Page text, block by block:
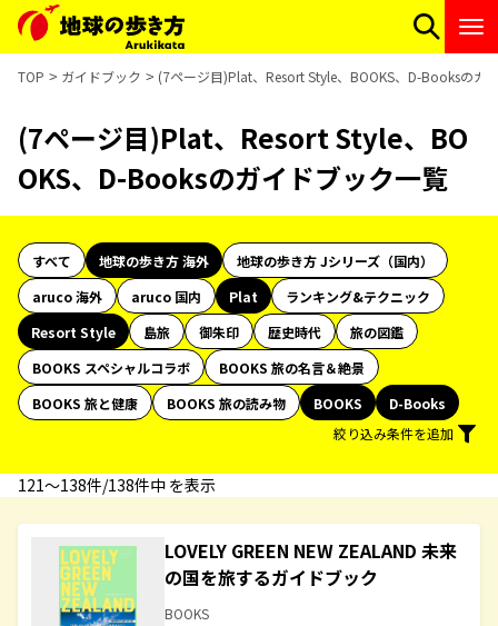
TOP ガイドブック (7ページ目)Plat、Resort Style、BOOKS、D-Booksのガ
(7ページ目)Plat、Resort Style、BO
OKS、D-Booksのガイドブック一覧
すべて 地球の歩き方 海外
地球の歩き方 Jシリーズ（国内）
aruco 海外
aruco 国内 Plat
ランキング&テクニック
Resort Style
島旅 御朱印 歴史時代
旅の図鑑
BOOKS スペシャルコラボ
BOOKS 旅の名言＆絶景
BOOKS 旅と健康
BOOKS 旅の読み物 BOOKS
D-Books
絞り込み条件を追加
121〜138件/138件中 を表示
LOVELY GREEN NEW ZEALAND 未来
の国を旅するガイドブック
BOOKS